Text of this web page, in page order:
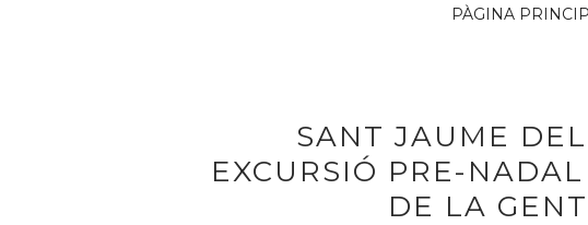
PÀGINA
SANT JAUME
EXCURSIÓ PRE-
DE LA